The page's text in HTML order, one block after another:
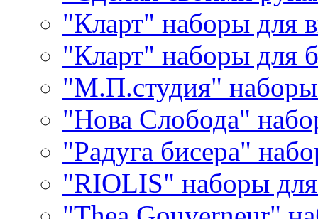
"Кларт" наборы для
"Кларт" наборы для
"М.П.студия"
"Нова Слобода"
"Радуга бисера"
"RIOLIS" наборы